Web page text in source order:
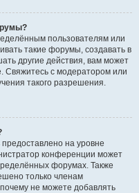
пользователям или
такие форумы, создавать в
другие действия, вам может
Свяжитесь с модератором или
такого разрешения.
на уровне
конференции может
форумах. Также
только членам
не можете добавлять